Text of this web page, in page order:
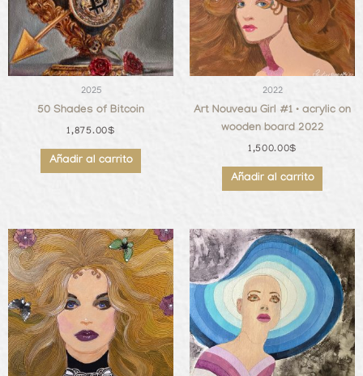
2025
50 Shades of Bitcoin
1,875.00$
Añadir al carrito
2022
Art Nouveau Girl #1 • acrylic on
wooden board 2022
1,500.00$
Añadir al carrito